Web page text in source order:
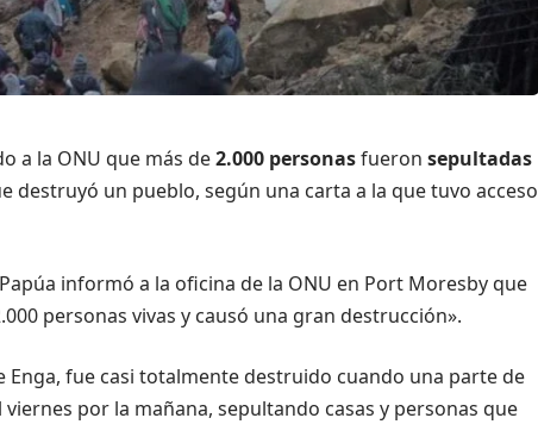
a la ONU que más de2.000 personasfueron sepultadas
destruyó un pueblo, según una carta a la que tuvo acceso
informó a la oficina de la ONU en Port Moresby que
personas vivas y causó una gran destrucción».
Enga, fue casi totalmente destruido cuando una parte de
por la mañana, sepultando casas y personas que